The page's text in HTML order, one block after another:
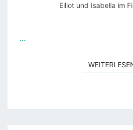
Elliot und Isabella im
…